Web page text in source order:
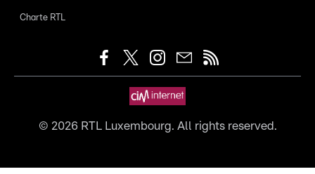
Charte RTL
© 2026RTL Luxembourg. All rights reserved.